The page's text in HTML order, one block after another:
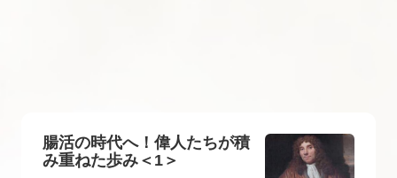
腸活の時代へ！偉人たちが積
み重ねた歩み＜1＞